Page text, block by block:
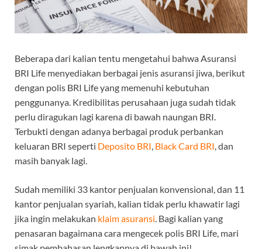
Beberapa dari kalian tentu mengetahui bahwa Asuransi
BRI Life menyediakan berbagai jenis asuransi jiwa, berikut
dengan polis BRI Life yang memenuhi kebutuhan
penggunanya. Kredibilitas perusahaan juga sudah tidak
perlu diragukan lagi karena di bawah naungan BRI.
Terbukti dengan adanya berbagai produk perbankan
keluaran BRI seperti Deposito BRI, Black Card BRI, dan
masih banyak lagi.
Sudah memiliki 33 kantor penjualan konvensional, dan 11
kantor penjualan syariah, kalian tidak perlu khawatir lagi
jika ingin melakukan klaim asuransi. Bagi kalian yang
penasaran bagaimana cara mengecek polis BRI Life, mari